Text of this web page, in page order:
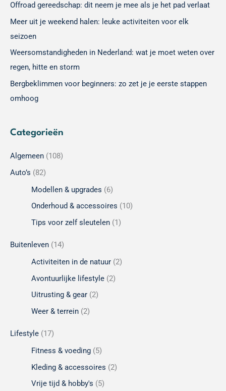
Offroad gereedschap: dit neem je mee als je het pad verlaat
Meer uit je weekend halen: leuke activiteiten voor elk
seizoen
Weersomstandigheden in Nederland: wat je moet weten over
regen, hitte en storm
Bergbeklimmen voor beginners: zo zet je je eerste stappen
omhoog
Categorieën
Algemeen (108)
Auto’s (82)
Modellen & upgrades (6)
Onderhoud & accessoires (10)
Tips voor zelf sleutelen(1)
Buitenleven (14)
Activiteiten in de natuur(2)
Avontuurlijke lifestyle(2)
Uitrusting & gear(2)
Weer & terrein(2)
Lifestyle (17)
Fitness & voeding(5)
Kleding & accessoires (2)
Vrije tijd & hobby's (5)